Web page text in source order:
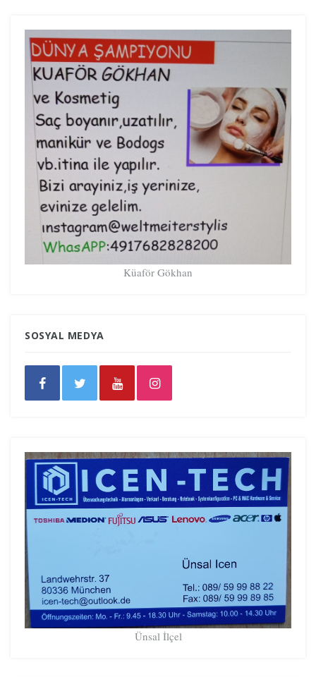
Küaför Gökhan
SOSYAL MEDYA
Ünsal İlçel